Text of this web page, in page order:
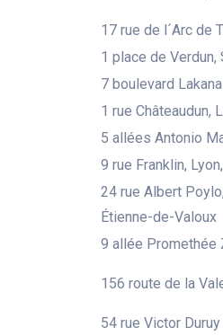
17 rue de l´Arc de
1 place de Verdun,
7 boulevard
1 rue Châteaudun,
5 allées Antonio
9 rue Franklin,
24 rue Albert
Étienne-de-Valoux
9 allée Promethée
156 route de la
54 rue Victor